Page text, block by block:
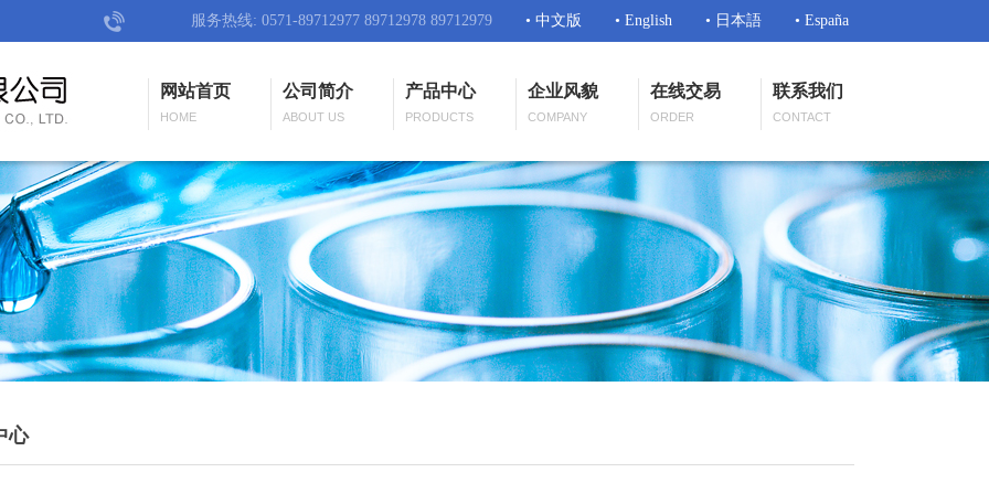
服务热线: 0571-89712977 89712978 89712979 • 中文版 • English • 日本語 • España
网站首页
HOME
公司简介
ABOUT US
产品中心
PRODUCTS
企业风貌
COMPANY
在线交易
ORDER
联系我们
CONTACT
心